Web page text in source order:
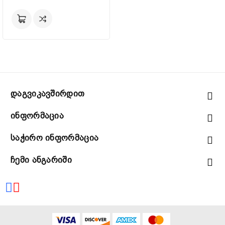
Დაგვიკავშირდით
Ინფორმაცია
Საჭირო Ინფორმაცია
Ჩემი Ანგარიში